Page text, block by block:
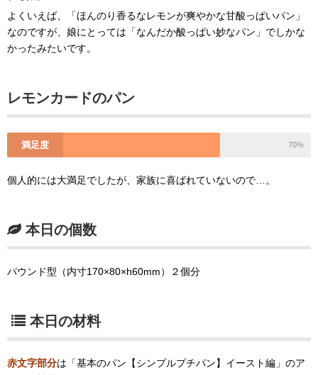
よくいえば、「ほんのり香るなレモンが爽やかな甘酸っぱいパン」
なのですが、娘にとっては「なんだか酸っぱい妙なパン」でしかな
かったみたいです。
レモンカードのパン
満足度 70%
個人的には大満足でしたが、家族に喜ばれていないので…。
本日の個数
パウンド型（内寸170×80×h60mm）２個分
本日の材料
赤文字部分は「基本のパン【シンプルプチパン】イースト編」のア